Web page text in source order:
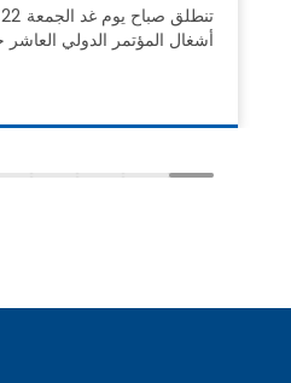
أشغال المؤتمر الدولي